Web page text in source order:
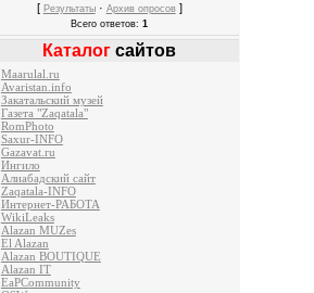
[ Результаты· Архив опросов]
Всего ответов:1
Каталогсайтов
Maarulal.ru
Avaristan.info
Закатальский музей
Газета "Zaqatala"
RomPhoto
Saxur-INFO
Gazavat.ru
Ингило
Алиабадский сайт
Zaqatala-INFO
Интернет-РАБОТА
WikiLeaks
Alazan MUZes
El Alazan
Alazan BOUTIQUE
Alazan IT
EaPCommunity